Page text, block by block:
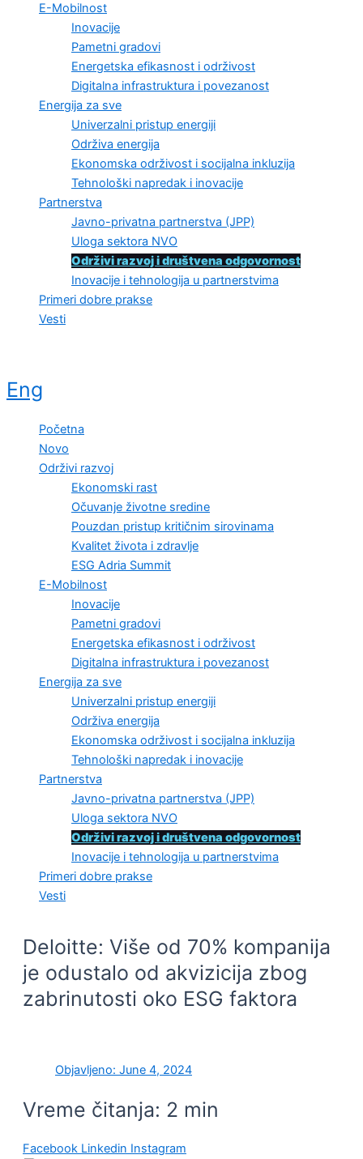
E-Mobilnost
Inovacije
Pametni gradovi
Energetska efikasnost i održivost
Digitalna infrastruktura i povezanost
Energija za sve
Univerzalni pristup energiji
Održiva energija
Ekonomska održivost i socijalna inkluzija
Tehnološki napredak i inovacije
Partnerstva
Javno-privatna partnerstva (JPP)
Uloga sektora NVO
Održivi razvoj i društvena odgovornost
Inovacije i tehnologija u partnerstvima
Primeri dobre prakse
Vesti
Eng
Početna
Novo
Održivi razvoj
Ekonomski rast
Očuvanje životne sredine
Pouzdan pristup kritičnim sirovinama
Kvalitet života i zdravlje
ESG Adria Summit
E-Mobilnost
Inovacije
Pametni gradovi
Energetska efikasnost i održivost
Digitalna infrastruktura i povezanost
Energija za sve
Univerzalni pristup energiji
Održiva energija
Ekonomska održivost i socijalna inkluzija
Tehnološki napredak i inovacije
Partnerstva
Javno-privatna partnerstva (JPP)
Uloga sektora NVO
Održivi razvoj i društvena odgovornost
Inovacije i tehnologija u partnerstvima
Primeri dobre prakse
Vesti
Deloitte: Više od 70% kompanija
je odustalo od akvizicija zbog
zabrinutosti oko ESG faktora
Objavljeno: June 4, 2024
Vreme čitanja: 2 min
Facebook Linkedin Instagram